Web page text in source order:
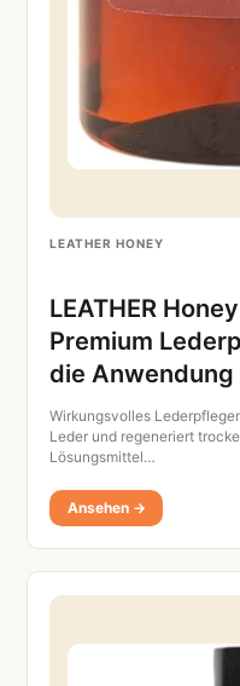
LEATHER HONEY
LEATHER
Premium
die
Wirkungsvolles
Leder und regeneriert
Lösungsmittel…
Ansehen →